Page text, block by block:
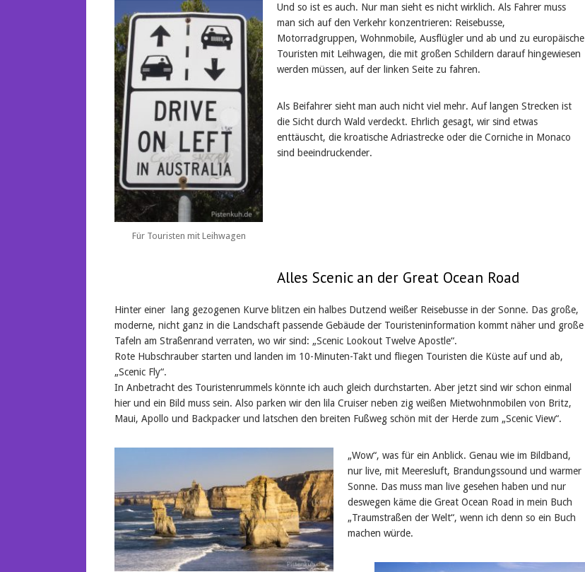
Für Touristen mit Leihwagen
Und so ist es auch. Nur man sieht es nicht wirklich. Als Fahrer muss
man sich auf den Verkehr konzentrieren: Reisebusse,
Motorradgruppen, Wohnmobile, Ausflügler und ab und zu europäische
Touristen mit Leihwagen, die mit großen Schildern darauf hingewiesen
werden müssen, auf der linken Seite zu fahren.
Als Beifahrer sieht man auch nicht viel mehr. Auf langen Strecken ist
die Sicht durch Wald verdeckt. Ehrlich gesagt, wir sind etwas
enttäuscht, die kroatische Adriastrecke oder die Corniche in Monaco
sind beeindruckender.
Alles Scenic an der Great Ocean Road
Hinter einer lang gezogenen Kurve blitzen ein halbes Dutzend weißer Reisebusse in der Sonne. Das große,
moderne, nicht ganz in die Landschaft passende Gebäude der Touristeninformation kommt näher und große
Tafeln am Straßenrand verraten, wo wir sind: „Scenic Lookout Twelve Apostle“.
Rote Hubschrauber starten und landen im 10-Minuten-Takt und fliegen Touristen die Küste auf und ab,
„Scenic Fly“.
In Anbetracht des Touristenrummels könnte ich auch gleich durchstarten. Aber jetzt sind wir schon einmal
hier und ein Bild muss sein. Also parken wir den lila Cruiser neben zig weißen Mietwohnmobilen von Britz,
Maui, Apollo und Backpacker und latschen den breiten Fußweg schön mit der Herde zum „Scenic View“.
„Wow“, was für ein Anblick. Genau wie im Bildband,
nur live, mit Meeresluft, Brandungssound und warmer
Sonne. Das muss man live gesehen haben und nur
deswegen käme die Great Ocean Road in mein Buch
„Traumstraßen der Welt“, wenn ich denn so ein Buch
machen würde.